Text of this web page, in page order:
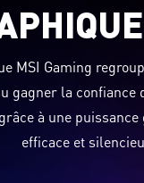
MSI Gaming
gagner la
à une
efficace et